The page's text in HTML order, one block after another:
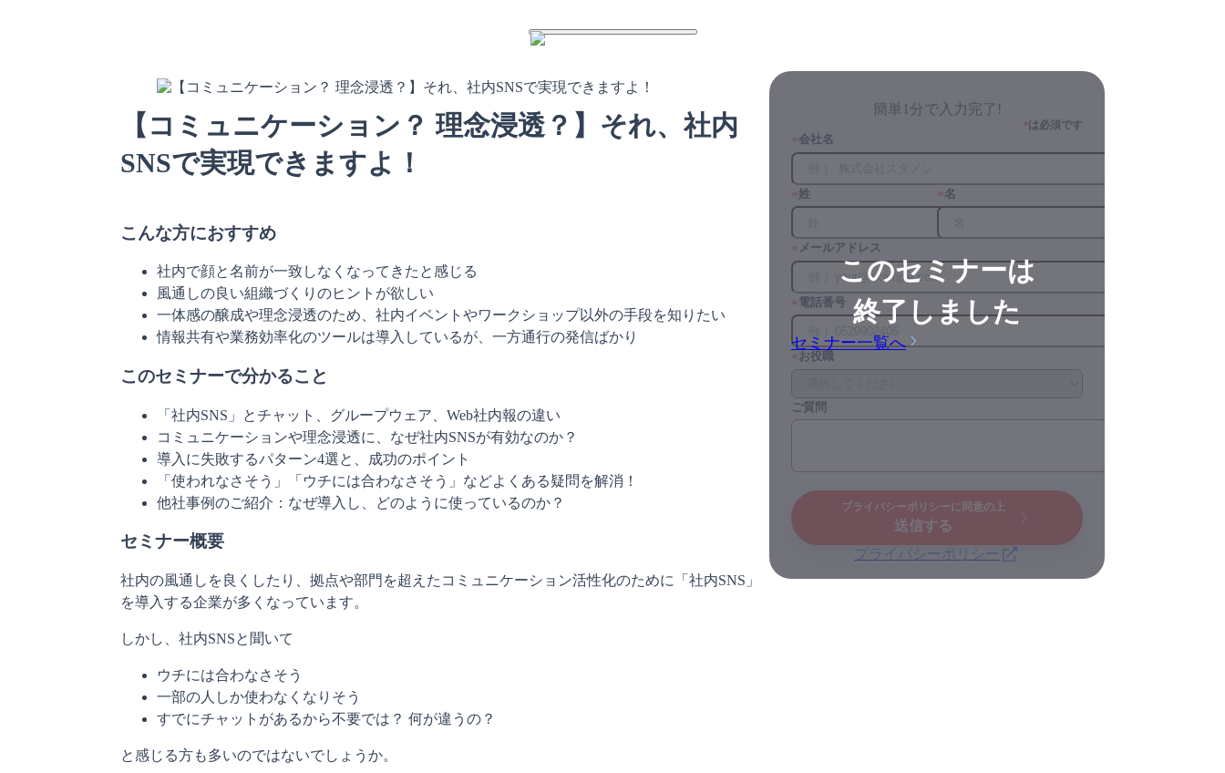
【コミュニケーション？ 理念浸透？】それ、社内
SNSで実現できますよ！
こんな方におすすめ
社内で顔と名前が一致しなくなってきたと感じる
風通しの良い組織づくりのヒントが欲しい
一体感の醸成や理念浸透のため、社内イベントやワークショップ以外の手段を知りたい
情報共有や業務効率化のツールは導入しているが、一方通行の発信ばかり
このセミナーで分かること
「社内SNS」とチャット、グループウェア、Web社内報の違い
コミュニケーションや理念浸透に、なぜ社内SNSが有効なのか？
導入に失敗するパターン4選と、成功のポイント
「使われなさそう」「ウチには合わなさそう」などよくある疑問を解消！
他社事例のご紹介：なぜ導入し、どのように使っているのか？
セミナー概要
社内の風通しを良くしたり、拠点や部門を超えたコミュニケーション活性化のために「社内SNS」
を導入する企業が多くなっています。
しかし、社内SNSと聞いて
ウチには合わなさそう
一部の人しか使わなくなりそう
すでにチャットがあるから不要では？ 何が違うの？
と感じる方も多いのではないでしょうか。
簡単1分で入力完了!
*は必須です
* 会社名
* 姓 * 名
* メールアドレス
* 電話番号
* お役職
ご質問
プライバシーポリシーに同意の上
送信する
プライバシーポリシー
このセミナーは
終了しました
セミナー一覧へ